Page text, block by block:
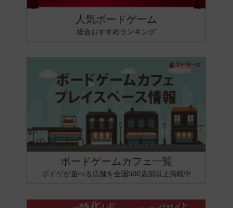
人気ボードゲーム
総合おすすめランキング
ボードゲームカフェ一覧
ボドゲが遊べる店舗を全国500店舗以上掲載中